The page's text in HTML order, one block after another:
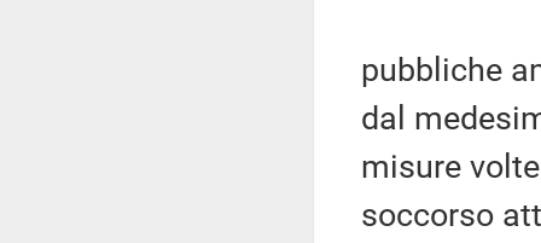
pubbliche
dal
misure
soccorso